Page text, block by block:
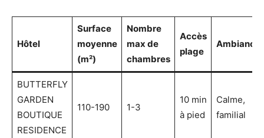
Hôtel
Surface
moyenne
(m²)
Nombre
max de
chambres
Accès
plage
Ambiance
BUTTERFLY
GARDEN
BOUTIQUE
RESIDENCE
110-190 1-3
10 min
à pied
Calme,
familial